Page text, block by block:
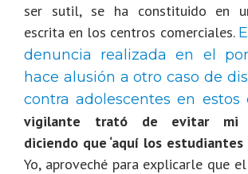
ser sutil, se ha constituido en
escrita en los centros comerciales.
denuncia realizada en el
hace alusión a otro caso de
contra adolescentes en estos
vigilante trató de evitar mi
diciendo que ‘aquí los estudiantes
Yo, aproveché para explicarle que